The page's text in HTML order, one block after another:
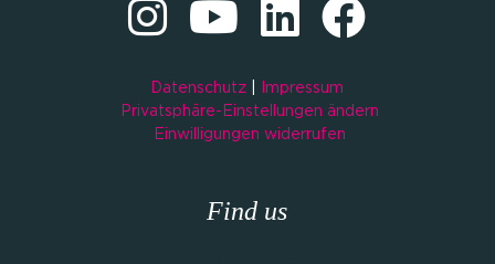
Datenschutz
Impressum
Privatsphäre-Einstellungen ändern
Einwilligungen widerrufen
Find us